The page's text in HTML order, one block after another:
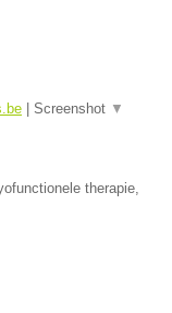
Screenshot ▼
therapie,